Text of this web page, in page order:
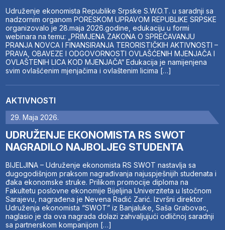
Udruženje ekonomista Republike Srpske S.W.O.T. u saradnji sa
nadzornim organom PORESKOM UPRAVOM REPUBLIKE SRPSKE
organizovalo je 28.maja 2026.godine, edukaciju u formi
webinara na temu: „PRIMJENA ZAKONA O SPREČAVANJU
PRANJA NOVCA I FINANSIRANJA TERORISTIČKIH AKTIVNOSTI –
PRAVA, OBAVEZE I ODGOVORNOSTI OVLAŠĆENIH MJENJAČA I
OVLAŠTENIH LICA KOD MJENJAČA“ Edukacija je namijenjena
svim ovlašćenim mjenjačima i ovlaštenim licima […]
AKTIVNOSTI
29. Maja 2026.
UDRUŽENJE EKONOMISTA RS SWOT
NAGRADILO NAJBOLJEG STUDENTA
BIJELJINA – Udruženje ekonomista RS SWOT nastavlja sa
dugogodišnjom praksom nagrađivanja najuspješnijih studenata i
đaka ekonomske struke. Prilikom promocije diploma na
Fakultetu poslovne ekonomije Bijeljina Univerziteta u Istočnom
Sarajevu, nagrađena je Nevena Radić Zarić. Izvršni direktor
Udruženja ekonomista “SWOT” iz Banjaluke, Saša Grabovac,
naglasio je da ova nagrada dolazi zahvaljujući odličnoj saradnji
sa partnerskom kompanijom […]